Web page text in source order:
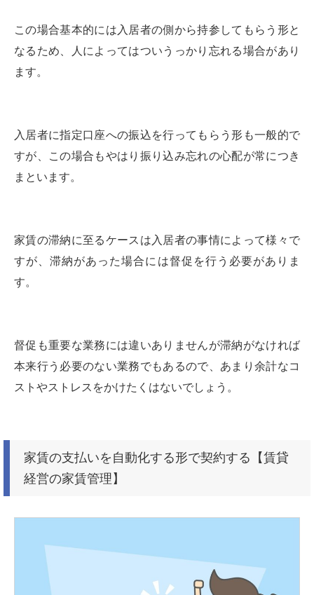
この場合基本的には入居者の側から持参してもらう形と
なるため、人によってはついうっかり忘れる場合があり
ます。
入居者に指定口座への振込を行ってもらう形も一般的で
すが、この場合もやはり振り込み忘れの心配が常につき
まといます。
家賃の滞納に至るケースは入居者の事情によって様々で
すが、滞納があった場合には督促を行う必要がありま
す。
督促も重要な業務には違いありませんが滞納がなければ
本来行う必要のない業務でもあるので、あまり余計なコ
ストやストレスをかけたくはないでしょう。
家賃の支払いを自動化する形で契約する【賃貸
経営の家賃管理】